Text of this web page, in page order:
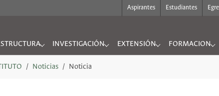
Aspirantes Estudiantes
for "INFRAESTRUCTURA"
INVESTIGACIÓN
Submenu for "INVESTIGACIÓN"
EXTENSIÓN
Submenu for "EXTENSIÓN"
FORMACION
Submenu for
Noticias Noticia